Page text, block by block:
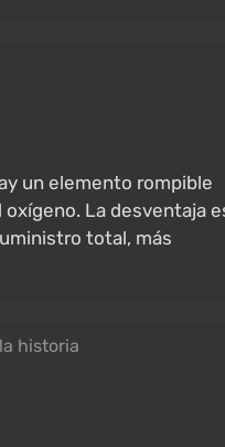
un elemento rompible
La desventaja
total, más
historia